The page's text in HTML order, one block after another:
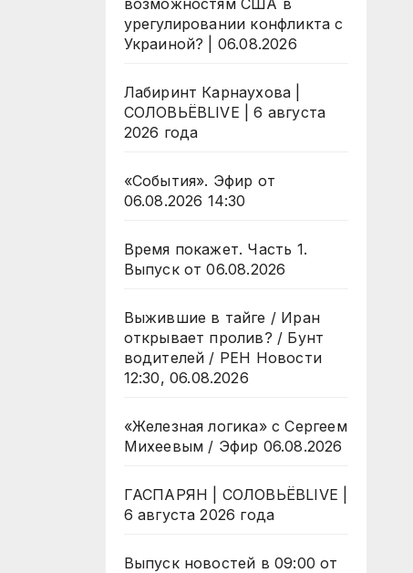
возможностям США в
урегулировании конфликта с
Украиной? | 06.08.2026
Лабиринт Карнаухова |
СОЛОВЬЁВLIVE | 6 августа
2026 года
«События». Эфир от
06.08.2026 14:30
Время покажет. Часть 1.
Выпуск от 06.08.2026
Выжившие в тайге / Иран
открывает пролив? / Бунт
водителей / РЕН Новости
12:30, 06.08.2026
«Железная логика» с Сергеем
Михеевым / Эфир 06.08.2026
ГАСПАРЯН | СОЛОВЬЁВLIVE |
6 августа 2026 года
Выпуск новостей в 09:00 от